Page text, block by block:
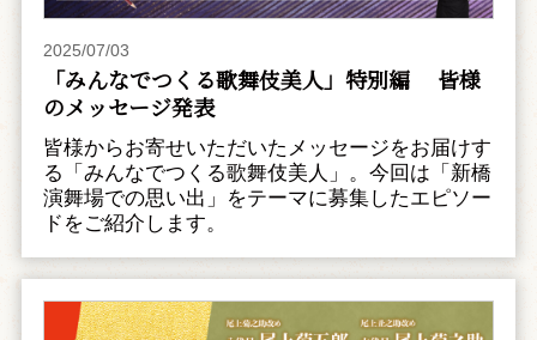
2025/07/03
「みんなでつくる歌舞伎美人」特別編 皆様
のメッセージ発表
皆様からお寄せいただいたメッセージをお届けす
る「みんなでつくる歌舞伎美人」。今回は「新橋
演舞場での思い出」をテーマに募集したエピソー
ドをご紹介します。